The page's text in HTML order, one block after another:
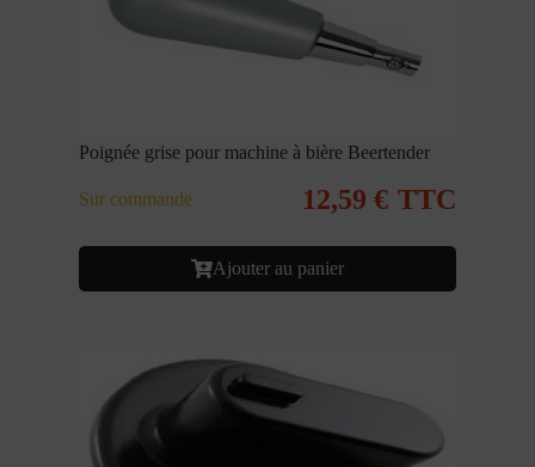
Poignée grise pour machine à bière Beertender
Sur commande 12,59 € TTC
Ajouter au panier